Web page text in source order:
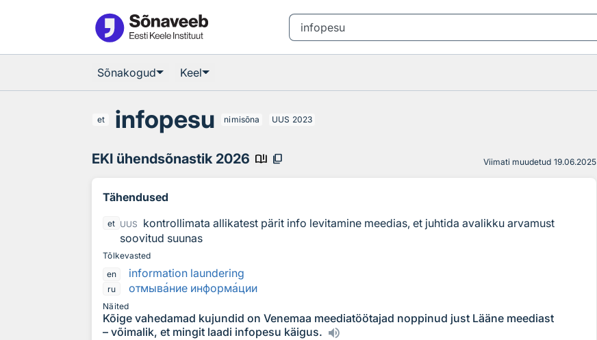
Sõnakogud Keel
et infopesu nimisõna UUS 2023
EKI ühendsõnastik 2026 book_ribbon content_copy Viimati muudetud 19.06.2025
Tähendused
et UUS
kontrollimata allikatest pärit info levitamine meedias, et juhtida avalikku arvamust
soovitud suunas
Tõlkevasted
en
information laundering
ru отмывание информации
Näited
Kõige vahedamad kujundid on Venemaa meediatöötajad noppinud just Lääne meediast
– võimalik, et mingit laadi infopesu käigus.